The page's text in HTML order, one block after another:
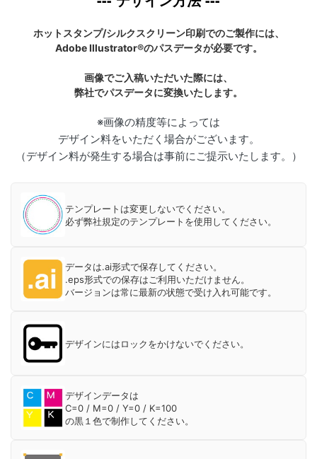
ホットスタンプ/シルクスクリーン印刷でのご製作には、
Adobe Illustrator®のパスデータが必要です。
画像でご入稿いただいた際には、
弊社でパスデータに変換いたします。
※画像の精度等によっては
デザイン料をいただく場合がございます。
（デザイン料が発生する場合は事前にご提示いたします。）
テンプレートは変更しないでください。
必ず弊社規定のテンプレートを使用してください。
データは.ai形式で保存してください。
.eps形式での保存はご利用いただけません。
バージョンは常に最新の状態で受け入れ可能です。
デザインにはロックをかけないでください。
デザインデータは
C=0 / M=0 / Y=0 / K=100
の黒１色で制作してください。